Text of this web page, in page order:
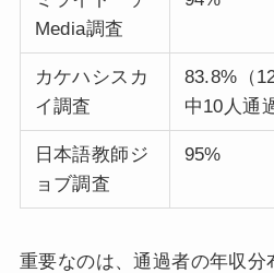
Media調査
カケハシスカ
イ調査
83.8%（
中10人通
日本語教師ジ
ョブ調査
95%
重要なのは、通過者の年収分